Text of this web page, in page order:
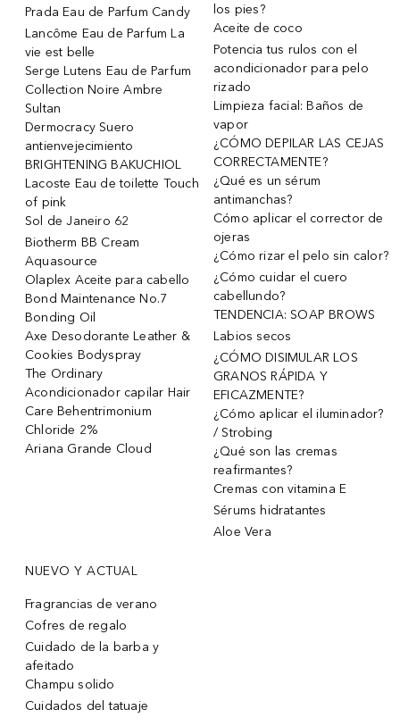
Prada Eau de Parfum Candy
Lancôme Eau de Parfum La
vie est belle
Serge Lutens Eau de Parfum
Collection Noire Ambre
Sultan
Dermocracy Suero
antienvejecimiento
BRIGHTENING BAKUCHIOL
Lacoste Eau de toilette Touch
of pink
Sol de Janeiro 62
Biotherm BB Cream
Aquasource
Olaplex Aceite para cabello
Bond Maintenance No.7
Bonding Oil
Axe Desodorante Leather &
Cookies Bodyspray
The Ordinary
Acondicionador capilar Hair
Care Behentrimonium
Chloride 2%
Ariana Grande Cloud
los pies?
Aceite de coco
Potencia tus rulos con el
acondicionador para pelo
rizado
Limpieza facial: Baños de
vapor
¿CÓMO DEPILAR LAS CEJAS
CORRECTAMENTE?
¿Qué es un sérum
antimanchas?
Cómo aplicar el corrector de
ojeras
¿Cómo rizar el pelo sin calor?
¿Cómo cuidar el cuero
cabellundo?
TENDENCIA: SOAP BROWS
Labios secos
¿CÓMO DISIMULAR LOS
GRANOS RÁPIDA Y
EFICAZMENTE?
¿Cómo aplicar el iluminador?
/ Strobing
¿Qué son las cremas
reafirmantes?
Cremas con vitamina E
Sérums hidratantes
Aloe Vera
NUEVO Y ACTUAL
Fragrancias de verano
Cofres de regalo
Cuidado de la barba y
afeitado
Champu solido
Cuidados del tatuaje